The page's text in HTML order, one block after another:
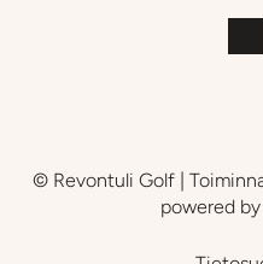
© Revontuli Golf |
powered by